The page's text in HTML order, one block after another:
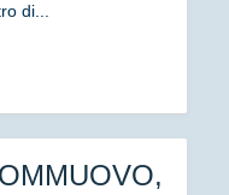
di...